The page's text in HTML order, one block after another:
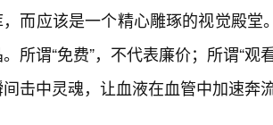
，而应该是一个精心雕琢的视觉殿
所谓“免费”，不代表廉价；所谓“
间击中灵魂，让血液在血管中加速奔